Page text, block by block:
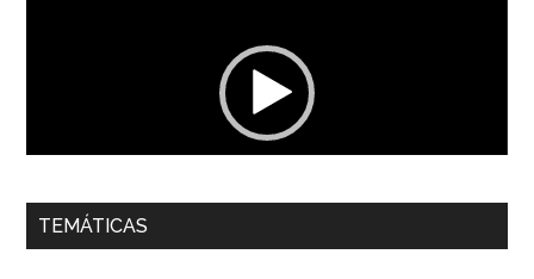
00:00 01:04
Dra. Carolina Corcho Mejía,Presidenta Corporación
TEMÁTICAS